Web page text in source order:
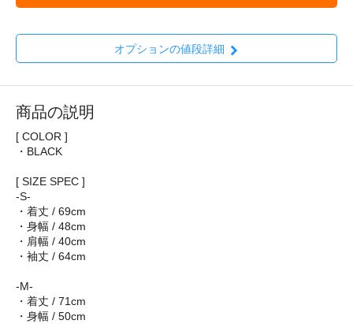
オプションの値段詳細
商品の説明
[ COLOR ]
・BLACK
[ SIZE SPEC ]
-S-
・着丈 / 69cm
・身幅 / 48cm
・肩幅 / 40cm
・袖丈 / 64cm
-M-
・着丈 / 71cm
・身幅 / 50cm